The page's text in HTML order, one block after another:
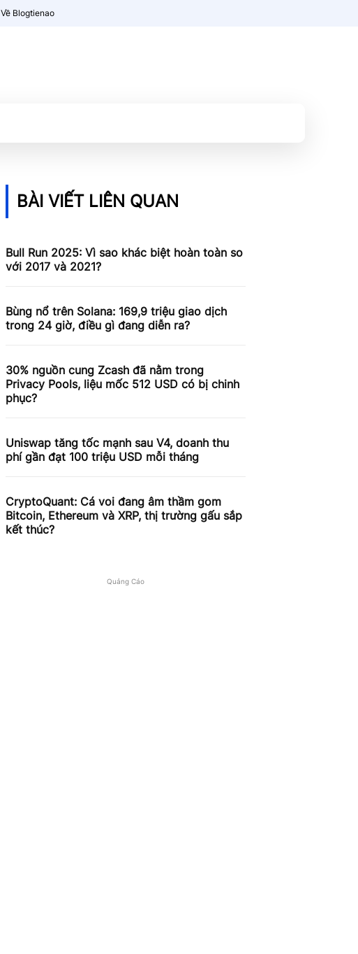
Về Blogtienao
BÀI VIẾT LIÊN QUAN
Bull Run 2025: Vì sao khác biệt hoàn toàn so
với 2017 và 2021?
Bùng nổ trên Solana: 169,9 triệu giao dịch
trong 24 giờ, điều gì đang diễn ra?
30% nguồn cung Zcash đã nằm trong
Privacy Pools, liệu mốc 512 USD có bị chinh
phục?
Uniswap tăng tốc mạnh sau V4, doanh thu
phí gần đạt 100 triệu USD mỗi tháng
CryptoQuant: Cá voi đang âm thầm gom
Bitcoin, Ethereum và XRP, thị trường gấu sắp
kết thúc?
Quảng Cáo